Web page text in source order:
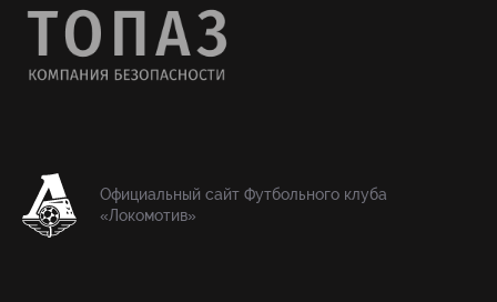
Официальный сайт Футбольного клуба
«Локомотив»